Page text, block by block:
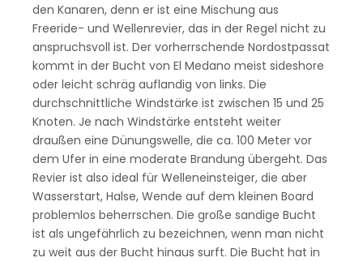
den Kanaren, denn er ist eine Mischung aus
Freeride- und Wellenrevier, das in der Regel nicht zu
anspruchsvoll ist. Der vorherrschende Nordostpassat
kommt in der Bucht von El Medano meist sideshore
oder leicht schräg auflandig von links. Die
durchschnittliche Windstärke ist zwischen 15 und 25
Knoten. Je nach Windstärke entsteht weiter
draußen eine Dünungswelle, die ca. 100 Meter vor
dem Ufer in eine moderate Brandung übergeht. Das
Revier ist also ideal für Welleneinsteiger, die aber
Wasserstart, Halse, Wende auf dem kleinen Board
problemlos beherrschen. Die große sandige Bucht
ist als ungefährlich zu bezeichnen, wenn man nicht
zu weit aus der Bucht hinaus surft. Die Bucht hat in